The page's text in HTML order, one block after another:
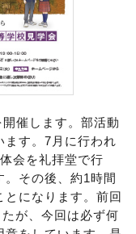
催します。部活動
ます。7月に行われ
会を礼拝堂で行
その後、約1時間
になります。前回
が、今回は必ず何